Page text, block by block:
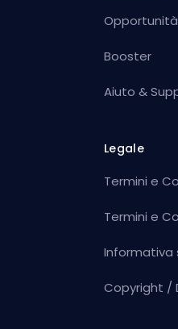
Opportunità
Booster
Aiuto &
Legale
Termini e
Termini e
Informativa
Copyright /